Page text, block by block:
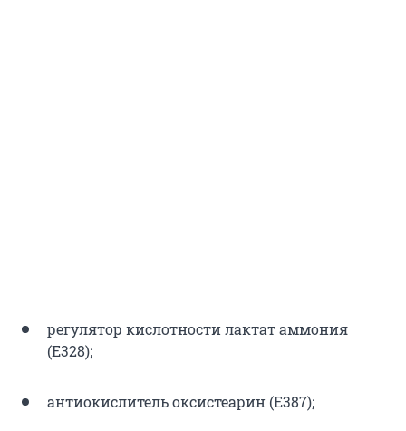
регулятор кислотности лактат аммония
(Е328);
антиокислитель оксистеарин (Е387);